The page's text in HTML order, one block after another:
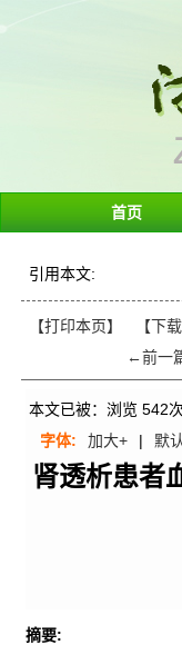
首页
引用本文:
【打印本页】 【下
←前一
本文已被：浏览 542
字体:
加大+ | 默认
肾透析患者
摘要: